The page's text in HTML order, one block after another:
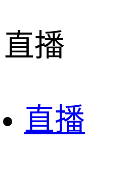
直播
直播